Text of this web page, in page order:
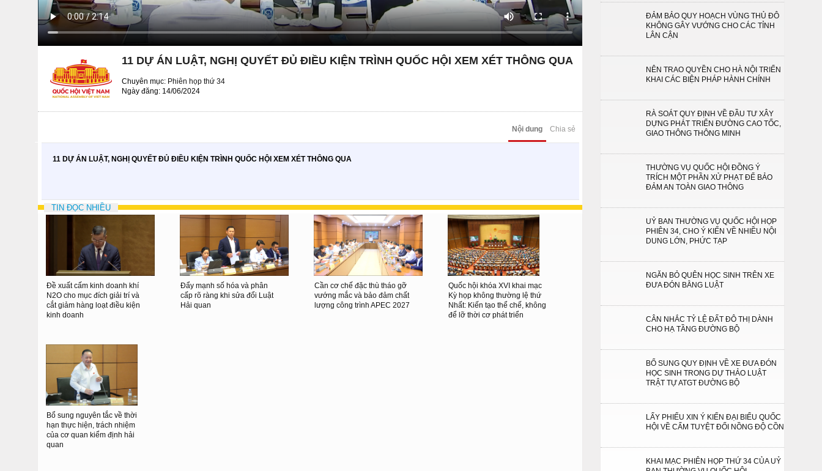
11 DỰ ÁN LUẬT, NGHỊ QUYẾT ĐỦ ĐIỀU KIỆN TRÌNH QUỐC HỘI XEM XÉT THÔNG QUA
Chuyên mục: Phiên họp thứ 34
Ngày đăng: 14/06/2024
Chia sẻ
Nội dung
11 DỰ ÁN LUẬT, NGHỊ QUYẾT ĐỦ ĐIỀU KIỆN TRÌNH QUỐC HỘI XEM XÉT THÔNG QUA
TIN ĐỌC NHIỀU
Đề xuất cấm kinh doanh khí
N2O cho mục đích giải trí và
cắt giảm hàng loạt điều kiện
kinh doanh
Đẩy mạnh số hóa và phân
cấp rõ ràng khi sửa đổi Luật
Hải quan
Cần cơ chế đặc thù tháo gỡ
vướng mắc và bảo đảm chất
lượng công trình APEC 2027
Quốc hội khóa XVI khai mạc
Kỳ họp không thường lệ thứ
Nhất: Kiến tạo thể chế, không
để lỡ thời cơ phát triển
Bổ sung nguyên tắc về thời
hạn thực hiện, trách nhiệm
của cơ quan kiểm định hải
quan
ĐẢM BẢO QUY HOẠCH VÙNG THỦ ĐÔ
KHÔNG GÂY VƯỚNG CHO CÁC TỈNH
LÂN CẬN
NÊN TRAO QUYỀN CHO HÀ NỘI TRIỂN
KHAI CÁC BIỆN PHÁP HÀNH CHÍNH
RÀ SOÁT QUY ĐỊNH VỀ ĐẦU TƯ XÂY
DỰNG PHÁT TRIỂN ĐƯỜNG CAO TỐC,
GIAO THÔNG THÔNG MINH
THƯỜNG VỤ QUỐC HỘI ĐỒNG Ý
TRÍCH MỘT PHẦN XỬ PHẠT ĐỂ BẢO
ĐẢM AN TOÀN GIAO THÔNG
UỶ BAN THƯỜNG VỤ QUỐC HỘI HỌP
PHIÊN 34, CHO Ý KIẾN VỀ NHIỀU NỘI
DUNG LỚN, PHỨC TẠP
NGĂN BỎ QUÊN HỌC SINH TRÊN XE
ĐƯA ĐÓN BẰNG LUẬT
CÂN NHẮC TỶ LỆ ĐẤT ĐÔ THỊ DÀNH
CHO HẠ TẦNG ĐƯỜNG BỘ
BỔ SUNG QUY ĐỊNH VỀ XE ĐƯA ĐÓN
HỌC SINH TRONG DỰ THẢO LUẬT
TRẬT TỰ ATGT ĐƯỜNG BỘ
LẤY PHIẾU XIN Ý KIẾN ĐẠI BIỂU QUỐC
HỘI VỀ CẤM TUYỆT ĐỐI NỒNG ĐỘ CỒN
KHAI MẠC PHIÊN HỌP THỨ 34 CỦA UỶ